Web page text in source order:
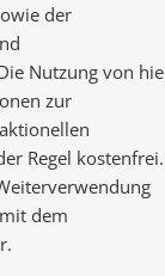
der
Nutzung von
zur
Regel kostenfrei.
dem